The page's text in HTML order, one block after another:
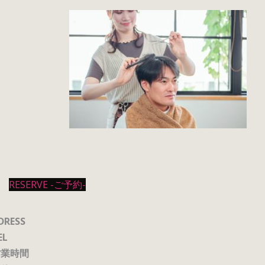
RESERVE -ご予約-
時間